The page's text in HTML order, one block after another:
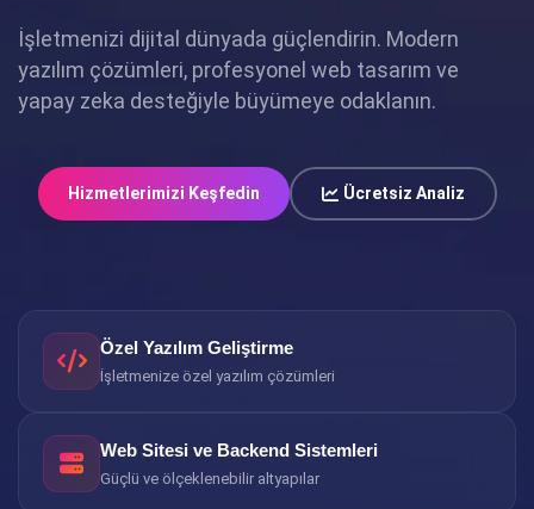
İşletmenizi dijital dünyada güçlendirin. Modern
yazılım çözümleri, profesyonel web tasarım ve
yapay zeka desteğiyle büyümeye odaklanın.
Hizmetlerimizi Keşfedin Ücretsiz Analiz
Özel Yazılım Geliştirme
İşletmenize özel yazılım çözümleri
Web Sitesi ve Backend Sistemleri
Güçlü ve ölçeklenebilir altyapılar